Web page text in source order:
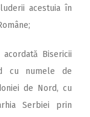
acestuia în
Bisericii
cu numele de
de Nord, cu
Serbiei prin